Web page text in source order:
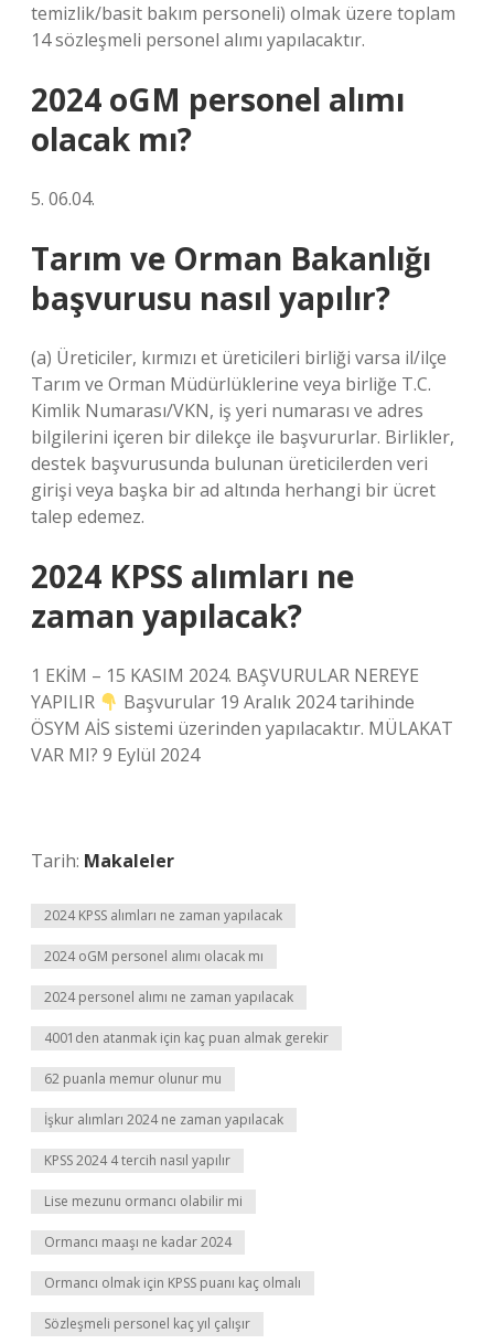
temizlik/basit bakım personeli) olmak üzere toplam
14 sözleşmeli personel alımı yapılacaktır.
2024 oGM personel alımı
olacak mı?
5. 06.04.
Tarım ve Orman Bakanlığı
başvurusu nasıl yapılır?
(a) Üreticiler, kırmızı et üreticileri birliği varsa il/ilçe
Tarım ve Orman Müdürlüklerine veya birliğe T.C.
Kimlik Numarası/VKN, iş yeri numarası ve adres
bilgilerini içeren bir dilekçe ile başvururlar. Birlikler,
destek başvurusunda bulunan üreticilerden veri
girişi veya başka bir ad altında herhangi bir ücret
talep edemez.
2024 KPSS alımları ne
zaman yapılacak?
1 EKİM – 15 KASIM 2024. BAŞVURULAR NEREYE
YAPILIR
Başvurular 19 Aralık 2024 tarihinde
ÖSYM AİS sistemi üzerinden yapılacaktır. MÜLAKAT
VAR MI? 9 Eylül 2024
Tarih: Makaleler
2024 KPSS alımları ne zaman yapılacak
2024 oGM personel alımı olacak mı
2024 personel alımı ne zaman yapılacak
4001den atanmak için kaç puan almak gerekir
62 puanla memur olunur mu
İşkur alımları 2024 ne zaman yapılacak
KPSS 2024 4 tercih nasıl yapılır
Lise mezunu ormancı olabilir mi
Ormancı maaşı ne kadar 2024
Ormancı olmak için KPSS puanı kaç olmalı
Sözleşmeli personel kaç yıl çalışır